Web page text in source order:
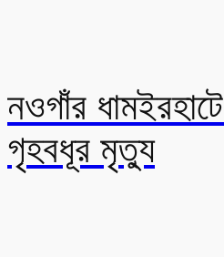
নওগাঁর
গৃহবধূর মৃত্যু